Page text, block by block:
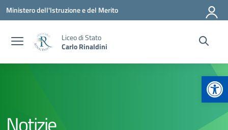
Vai ai contenuti
Vai al menu di navigazione
Vai al footer
Ministero dell'Istruzione e del Merito
Liceo di Stato
Carlo Rinaldini